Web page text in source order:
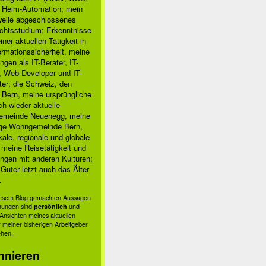
Automation; mein
abgeschlossenes
Erkenntnisse
aktuellen Tätigkeit in
meine
als IT-Berater, IT-
Web-Developer und IT-
die Schweiz, den
meine ursprüngliche
wieder aktuelle
Neuenegg, meine
Wohngemeinde Bern,
regionale und globale
Reisetätigkeit und
mit anderen Kulturen;
letzt auch das Älter
Blog gemachten Aussagen
sind persönlich und
meines aktuellen
meiner bisherigen Arbeitgeber